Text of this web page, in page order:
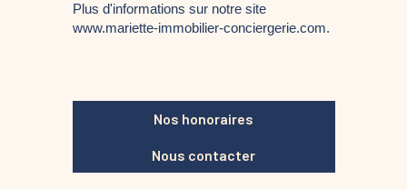
Plus d'informations sur notre site
www.mariette-immobilier-conciergerie.com.
Nos honoraires
Nous contacter